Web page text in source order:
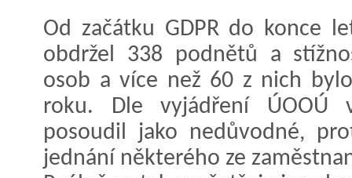
Od začátku GDPR do konce
obdržel 338 podnětů a
osob a více než 60 z nich
roku. Dle vyjádření ÚOOÚ
posoudil jako nedůvodné,
jednání některého ze